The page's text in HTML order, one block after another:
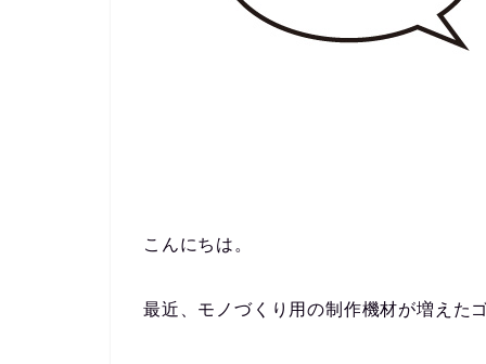
こんにちは。
最近、モノづくり用の制作機材が増えた